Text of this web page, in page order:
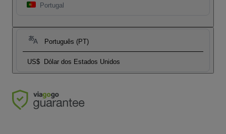
Portugal
Português (PT)
US$ Dólar dos Estados Unidos